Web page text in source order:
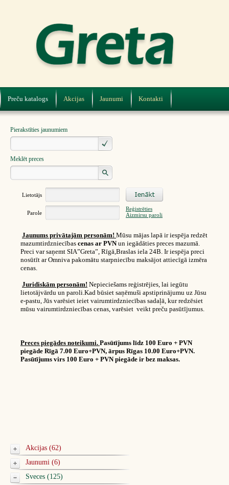
Preču katalogs Akcijas Jaunumi Kontakti
Pierakstīties jaunumiem
Meklēt preces
Lietotājs
Parole
Reģistrēties
Aizmirsu paroli
Jaunums privātajām personām! Mūsu mājas lapā ir iespēja redzēt
mazumtirdzniecības cenas ar PVNun iegādāties preces mazumā.
Preci var saņemt SIA”Greta”, Rīgā,Braslas iela 24B. Ir iespēja preci
nosūtīt ar Omniva pakomātu starpniecību maksājot attiecīgā izmēra
cenas.
Juridiskām personām! Nepieciešams reģistrējies, lai iegūtu
lietotājvārdu un paroli.Kad būsiet saņēmuši apstiprinājumu uz Jūsu
e-pastu, Jūs varēsiet ieiet vairumtirdzniecības sadaļā, kur redzēsiet
mūsu vairumtirdzniecības cenas, varēsiet veikt preču pasūtījumus.
Preces piegādes noteikumi. Pasūtījums līdz 100 Euro + PVN
piegāde Rīgā 7.00 Euro+PVN, ārpus Rīgas 10.00 Euro+PVN.
Pasūtījums virs 100 Euro + PVN piegāde ir bez maksas.
Akcijas (62)
Jaunumi (6)
Sveces (125)